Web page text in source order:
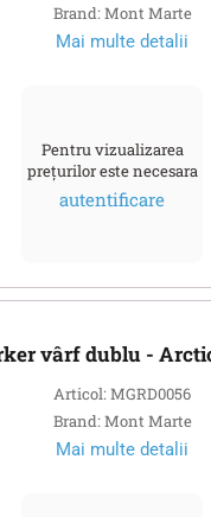
Brand: Mont Marte
Mai multe detalii
Pentru vizualizarea
prețurilor este necesara
autentificare
vârf dublu -
Articol: MGRD0056
Brand: Mont Marte
Mai multe detalii